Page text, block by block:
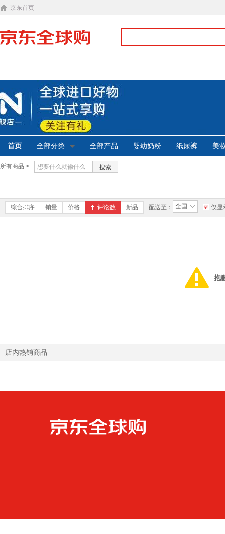
京东首页
首页 全部分类 全部产品 婴幼奶粉 纸尿裤 美
所有商品 > 搜索
综合排序 销量 价格 评论数 新品 配送至： 全国 仅显
抱
店内热销商品